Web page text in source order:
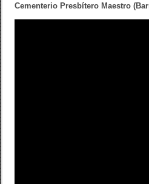
Cementerio Presbítero Maestro